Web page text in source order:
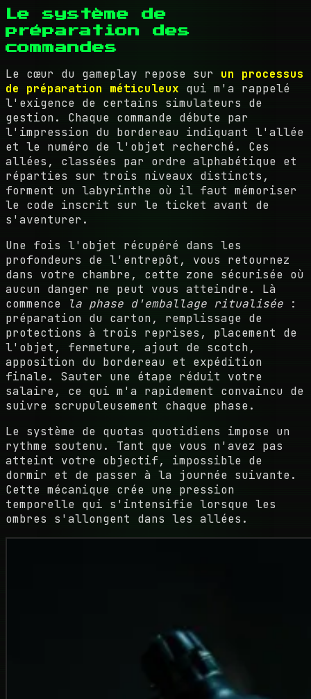
Le système de
préparation des
commandes
Le cœur du gameplay repose sur un processus
de préparation méticuleux qui m'a rappelé
l'exigence de certains simulateurs de
gestion. Chaque commande débute par
l'impression du bordereau indiquant l'allée
et le numéro de l'objet recherché. Ces
allées, classées par ordre alphabétique et
réparties sur trois niveaux distincts,
forment un labyrinthe où il faut mémoriser
le code inscrit sur le ticket avant de
s'aventurer.
Une fois l'objet récupéré dans les
profondeurs de l'entrepôt, vous retournez
dans votre chambre, cette zone sécurisée où
aucun danger ne peut vous atteindre. Là
commence
la phase d'emballage ritualisée :
préparation du carton, remplissage de
protections à trois reprises, placement de
l'objet, fermeture, ajout de scotch,
apposition du bordereau et expédition
finale. Sauter une étape réduit votre
salaire, ce qui m'a rapidement convaincu de
suivre scrupuleusement chaque phase.
Le système de quotas quotidiens impose un
rythme soutenu. Tant que vous n'avez pas
atteint votre objectif, impossible de
dormir et de passer à la journée suivante.
Cette mécanique crée une pression
temporelle qui s'intensifie lorsque les
ombres s'allongent dans les allées.